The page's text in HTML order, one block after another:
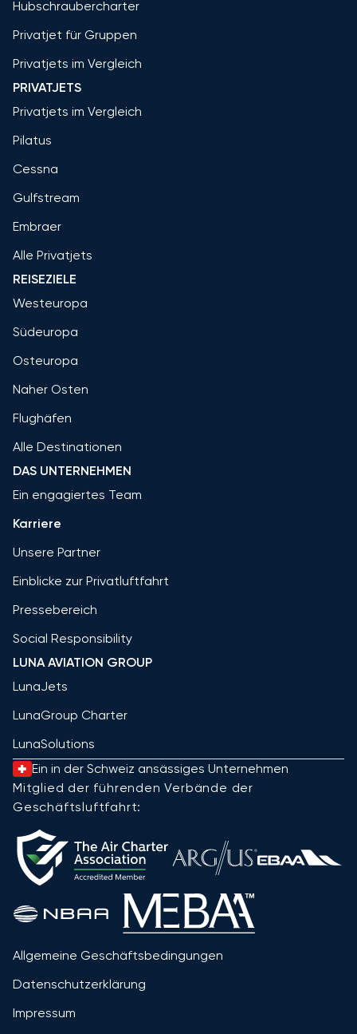
Hubschraubercharter
Privatjet für Gruppen
Privatjets im Vergleich
PRIVATJETS
Privatjets im Vergleich
Pilatus
Cessna
Gulfstream
Embraer
Alle Privatjets
REISEZIELE
Westeuropa
Südeuropa
Osteuropa
Naher Osten
Flughäfen
Alle Destinationen
DAS UNTERNEHMEN
Ein engagiertes Team
Karriere
Unsere Partner
Einblicke zur Privatluftfahrt
Pressebereich
Social Responsibility
LUNA AVIATION GROUP
LunaJets
LunaGroup Charter
LunaSolutions
Ein in der Schweiz ansässiges Unternehmen
Mitglied der führenden Verbände der
Geschäftsluftfahrt:
Allgemeine Geschäftsbedingungen
Datenschutzerklärung
Impressum